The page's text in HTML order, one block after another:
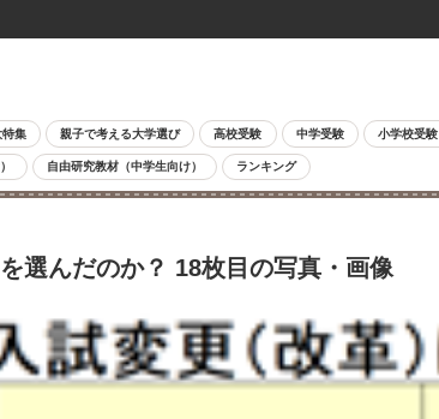
集 親子で考える大学選び 高校受験 中学受験 小学校受験
自由研究教材（中学生向け） ランキング
選んだのか？ 18枚目の写真・画像